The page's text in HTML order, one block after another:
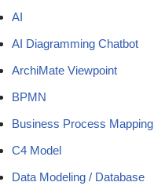
AI
AI Diagramming Chatbot
ArchiMate Viewpoint
BPMN
Business Process Mapping
C4 Model
Data Modeling / Database